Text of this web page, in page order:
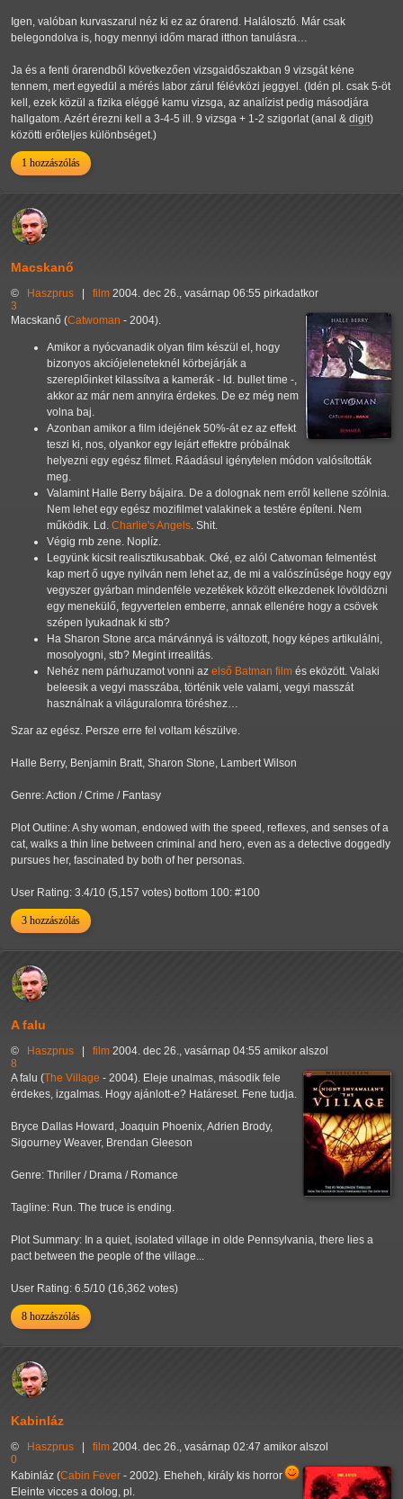
Igen, valóban kurvaszarul néz ki ez az órarend. Halálosztó. Már csak
belegondolva is, hogy mennyi időm marad itthon tanulásra…
Ja és a fenti órarendből következően vizsgaidőszakban 9 vizsgát kéne
tennem, mert egyedül a mérés labor zárul félévközi jeggyel. (Idén pl. csak 5-öt
kell, ezek közül a fizika eléggé kamu vizsga, az analízist pedig másodjára
hallgatom. Azért érezni kell a 3-4-5 ill. 9 vizsga + 1-2 szigorlat (anal & digit)
közötti erőteljes különbséget.)
1 hozzászólás
Macskanő
© Haszprus | film 2004. dec 26., vasárnap 06:55 pirkadatkor
3
Macskanő (Catwoman - 2004).
Amikor a nyócvanadik olyan film készül el, hogy
bizonyos akciójeleneteknél körbejárják a
szereplőinket kilassítva a kamerák - ld. bullet time -,
akkor az már nem annyira érdekes. De ez még nem
volna baj.
Azonban amikor a film idejének 50%-át ez az effekt
teszi ki, nos, olyankor egy lejárt effektre próbálnak
helyezni egy egész filmet. Ráadásul igénytelen módon valósították
meg.
Valamint Halle Berry bájaira. De a dolognak nem erről kellene szólnia.
Nem lehet egy egész mozifilmet valakinek a testére építeni. Nem
működik. Ld. Charlie's Angels . Shit.
Végig rnb zene. Noplíz.
Legyünk kicsit realisztikusabbak. Oké, ez alól Catwoman felmentést
kap mert ő ugye nyilván nem lehet az, de mi a valószínűsége hogy egy
vegyszer gyárban mindenféle vezetékek között elkezdenek lövöldözni
egy menekülő, fegyvertelen emberre, annak ellenére hogy a csövek
szépen lyukadnak ki stb?
Ha Sharon Stone arca márvánnyá is változott, hogy képes artikulálni,
mosolyogni, stb? Megint irrealitás.
Nehéz nem párhuzamot vonni az első Batman film és eközött. Valaki
beleesik a vegyi masszába, történik vele valami, vegyi masszát
használnak a világuralomra töréshez…
Szar az egész. Persze erre fel voltam készülve.
Halle Berry, Benjamin Bratt, Sharon Stone, Lambert Wilson
Genre: Action / Crime / Fantasy
Plot Outline: A shy woman, endowed with the speed, reflexes, and senses of a
cat, walks a thin line between criminal and hero, even as a detective doggedly
pursues her, fascinated by both of her personas.
User Rating: 3.4/10 (5,157 votes) bottom 100: #100
3 hozzászólás
A falu
© Haszprus | film 2004. dec 26., vasárnap 04:55 amikor alszol
8
A falu (The Village - 2004). Eleje unalmas, második fele
érdekes, izgalmas. Hogy ajánlott-e? Határeset. Fene tudja.
Bryce Dallas Howard, Joaquin Phoenix, Adrien Brody,
Sigourney Weaver, Brendan Gleeson
Genre: Thriller / Drama / Romance
Tagline: Run. The truce is ending.
Plot Summary: In a quiet, isolated village in olde Pennsylvania, there lies a
pact between the people of the village...
User Rating: 6.5/10 (16,362 votes)
8 hozzászólás
Kabinláz
© Haszprus | film 2004. dec 26., vasárnap 02:47 amikor alszol
0
Kabinláz (Cabin Fever - 2002). Eheheh, király kis horror
Eleinte vicces a dolog, pl.